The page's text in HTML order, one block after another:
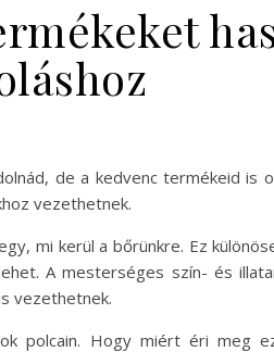
de a kedvenc termékeid is
vezethetnek.
mi kerül a bőrünkre. Ez
A mesterséges szín- és
vezethetnek.
polcain. Hogy miért éri meg